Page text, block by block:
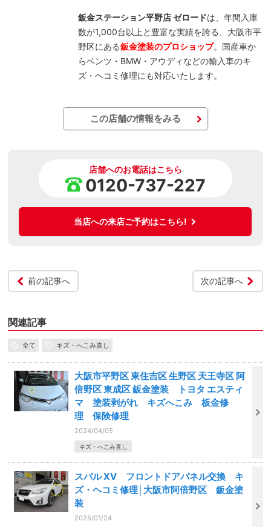
鈑金ステーション平野店 ゼロードは、年間入庫
数が1,000台以上と豊富な実績を誇る、大阪市平
野区にある鈑金塗装のプロショップ。国産車か
らベンツ・BMW・アウディなどの輸入車のキ
ズ・ヘコミ修理にも対応いたします。
この店舗の情報をみる
店舗へのお電話はこちら
0120-737-227
当店への来店ご予約はこちら!
前の記事へ 次の記事へ
関連記事
全て キズ・へこみ直し
大阪市平野区 東住吉区 生野区 天王寺区 阿
倍野区 東成区 鈑金塗装 トヨタ エスティ
マ 塗装剥がれ キズへこみ 板金修
理 保険修理
2024/04/05
キズ・へこみ直し
スバル XV フロントドアパネル交換 キ
ズ・ヘコミ修理│大阪市阿倍野区 鈑金塗
装
2025/01/24